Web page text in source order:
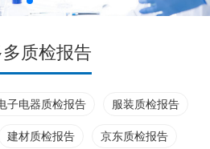
质检报告
子电器质检报告 服装质检报告
建材质检报告 京东质检报告